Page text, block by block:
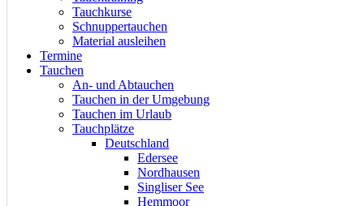
Tauchkurse
Schnuppertauchen
Material ausleihen
Termine
Tauchen
An- und Abtauchen
Tauchen in der Umgebung
Tauchen im Urlaub
Tauchplätze
Deutschland
Edersee
Nordhausen
Singliser See
Hemmoor